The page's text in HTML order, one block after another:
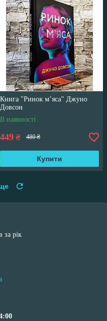
Книга "Ринок м’яса" Джуно
Довсон
В наявності
449 ₴ 480 ₴
Купити
за рік